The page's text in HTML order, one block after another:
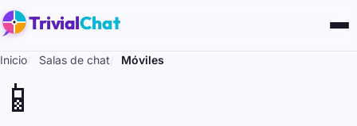
TrivialChat
Inicio Salas de chat Móviles
📱